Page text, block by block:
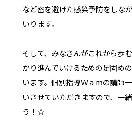
など密を避けた感染予防をしな
いります。
そして、みなさんがこれから歩
かり進んでいけるための足固め
います。個別指導Ｗａｍの講師
いさせていただきますので、一
う！☆